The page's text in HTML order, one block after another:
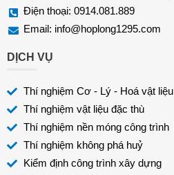
Điện thoại: 0914.081.889
Email: info@hoplong1295.com
DỊCH VỤ
Thí nghiệm Cơ - Lý - Hoá vật liệu
Thí nghiệm vật liệu đặc thù
Thí nghiệm nền móng công trình
Thí nghiệm không phá huỷ
Kiểm định công trình xây dựng